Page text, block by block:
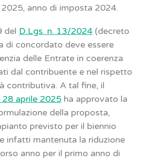
anno di imposta 2024.
del D.Lgs. n. 13/2024 (decreto
di concordato deve essere
delle Entrate in coerenza
dal contribuente e nel rispetto
contributiva. A tal fine, il
aprile 2025 ha approvato la
della proposta,
previsto per il biennio
infatti mantenuta la riduzione
anno per il primo anno di